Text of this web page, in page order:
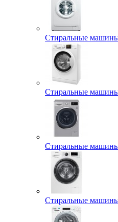
Стиральные
Стиральные
Стиральные
Стиральные